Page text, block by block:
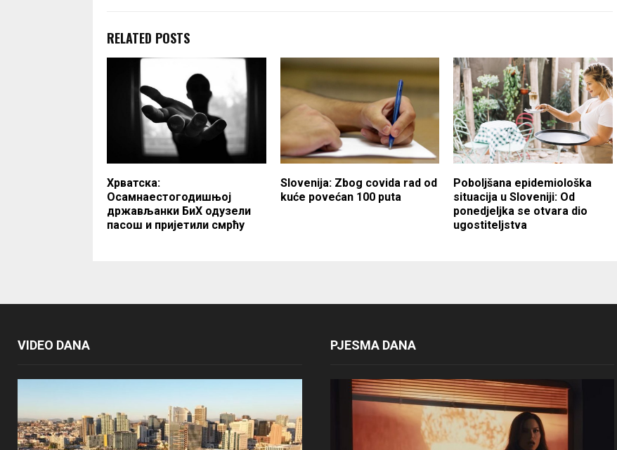
RELATED POSTS
Хрватска:
Осамнаестогодишњој
држављанки БиХ одузели
пасош и пријетили смрћу
Slovenija: Zbog covida rad od
kuće povećan 100 puta
Poboljšana epidemiološka
situacija u Sloveniji: Od
ponedjeljka se otvara dio
ugostiteljstva
VIDEO DANA PJESMA DANA